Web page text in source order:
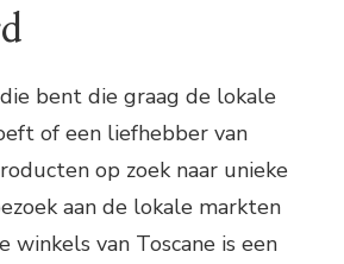
bent die graag de lokale
of een liefhebber van
op zoek naar unieke
aan de lokale markten
winkels van Toscane is een